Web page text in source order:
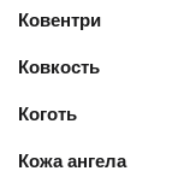
Ковентри
Ковкость
Коготь
Кожа ангела